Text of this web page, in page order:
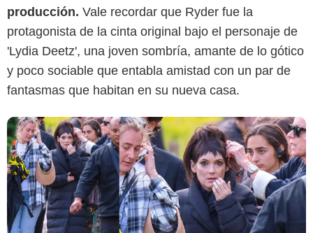
producción. Vale recordar que Ryder fue la
protagonista de la cinta original bajo el personaje de
'Lydia Deetz', una joven sombría, amante de lo gótico
y poco sociable que entabla amistad con un par de
fantasmas que habitan en su nueva casa.